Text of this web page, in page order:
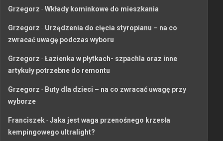
Grzegorz -Wkłady kominkowe do mieszkania
Grzegorz - Urządzenia do cięcia styropianu – na co
zwracać uwagę podczas wyboru
Grzegorz -Łazienka w płytkach- szpachla oraz inne
artykuły potrzebne do remontu
Grzegorz - Buty dla dzieci – na co zwracać uwagę przy
wyborze
Franciszek-Jaka jest waga przenośnego krzesła
kempingowego ultralight?